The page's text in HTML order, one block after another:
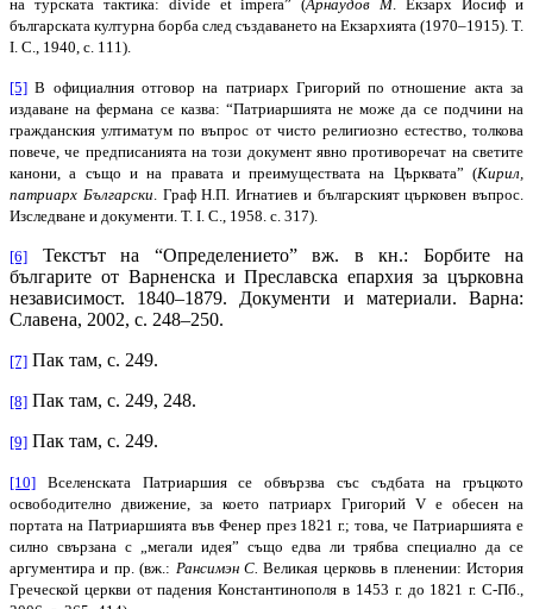
на турската тактика: divide et impera” (Арнаудов М. Екзарх Йосиф и
българската културна борба след създаването на Екзархията (1970–1915). Т.
I. С., 1940, с. 111).
[5] В официалния отговор на патриарх Григорий по отношение акта за
издаване на фермана се казва: “Патриаршията не може да се подчини на
гражданския ултиматум по въпрос от чисто религиозно естество, толкова
повече, че предписанията на този документ явно противоречат на светите
канони, а също и на правата и преимуществата на Църквата” (Кирил,
патриарх Български . Граф Н.П. Игнатиев и българският църковен въпрос.
Изследване и документи. Т. I. С., 1958. с. 317).
[6]
Текстът на “Определението” вж. в кн.: Борбите на
българите от Варненска и Преславска епархия за църковна
независимост. 1840–1879. Документи и материали. Варна:
Славена, 2002, с. 248–250.
[7] Пак там, с. 249.
[8] Пак там, с. 249, 248.
[9] Пак там, с. 249.
[10] Вселенската Патриаршия се обвързва със съдбата на гръцкото
освободително движение, за което патриарх Григорий V е обесен на
портата на Патриаршията във Фенер през 1821 г.; това, че Патриаршията е
силно свързана с „мегали идея” също едва ли трябва специално да се
аргументира и пр. (вж.: Рансимэн С. Великая церковь в пленении: История
Греческой церкви от падения Константинополя в 1453 г. до 1821 г. С-Пб.,